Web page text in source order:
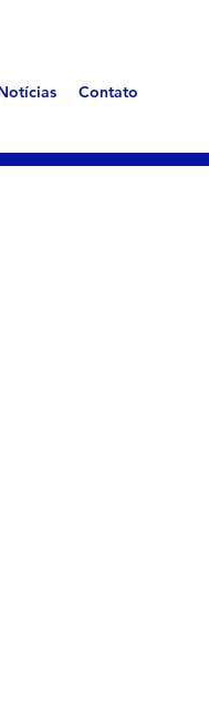
Contato